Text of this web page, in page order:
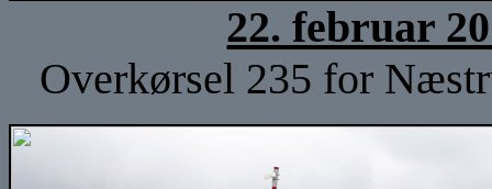
22. februar
Overkørsel 235 for